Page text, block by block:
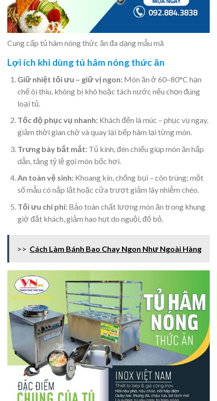
Cung cấp tủ hâm nóng thức ăn đa dạng mẫu mã
Lợi ích khi dùng tủ hâm nóng thức ăn
Giữ nhiệt tối ưu – giữ vị ngon:Món ăn ở 60–80°C hạn
chế ôi thiu, không bị khô hoặc tách nước nếu chọn đúng
loại tủ.
Tốc độ phục vụ nhanh:Khách đến là múc – phục vụ ngay,
giảm thời gian chờ và quay lại bếp hâm lại từng món.
Trưng bày bắt mắt:Tủ kính, đèn chiếu giúp món ăn hấp
dẫn, tăng tỷ lệ gọi món bốc hơi.
An toàn vệ sinh:Khoang kín, chống bụi – côn trùng; một
số mẫu có nắp lật hoặc cửa trượt giảm lây nhiễm chéo.
Tối ưu chi phí:Bảo toàn chất lượng món ăn trong khung
giờ đắt khách, giảm hao hụt do nguội, đổ bỏ.
>> Cách Làm Bánh Bao Chay Ngon Như Ngoài Hàng